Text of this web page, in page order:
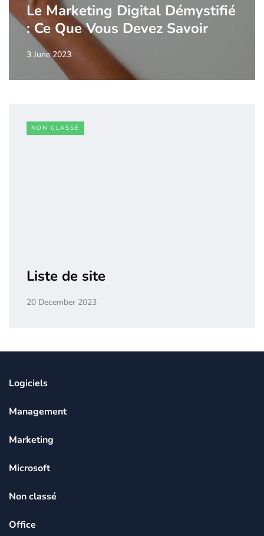
Le Marketing Digital Démystifié
: Ce Que Vous Devez Savoir
3 June 2023
NON CLASSÉ
Liste de site
20 December 2023
Logiciels
Management
Marketing
Microsoft
Non classé
Office